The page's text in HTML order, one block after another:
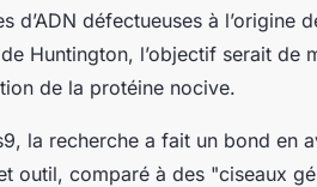
d’ADN défectueuses à l’origine
Huntington, l’objectif serait de
de la protéine nocive.
la recherche a fait un bond en
outil, comparé à des "ciseaux